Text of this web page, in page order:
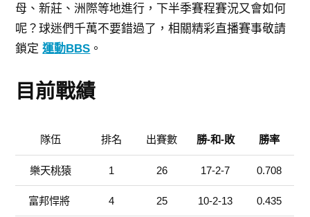
母 、新莊、洲際等地進行，下半季賽程賽況又會如何
呢？球迷們千萬不要錯過了，相關精彩直播賽事敬請
鎖定運動BBS 。
目前戰績
隊伍 排名 出賽數 勝-和-敗 勝率
樂天桃猿 1 26 17-2-7 0.708
富邦悍將 4 25 10-2-13 0.435